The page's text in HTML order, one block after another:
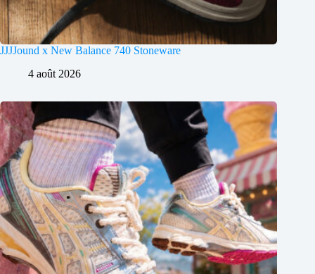
JJJJound x New Balance 740 Stoneware
4 août 2026